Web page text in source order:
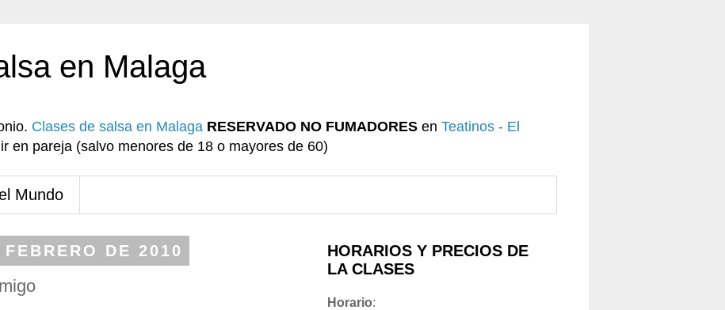
en Malaga
Clases de salsa en Malaga RESERVADO NO FUMADORES en Teatinos - El
en pareja (salvo menores de 18 o mayores de 60)
Mundo
DE 2010
HORARIOS Y PRECIOS DE
LA CLASES
Horario: